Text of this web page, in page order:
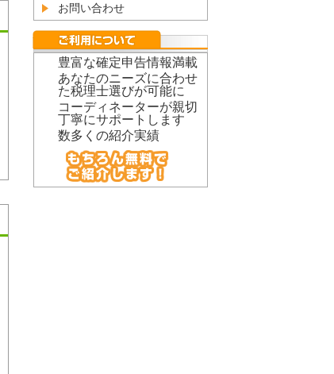
お問い合わせ
豊富な確定申告情報満載
あなたのニーズに合わせ
た税理士選びが可能に
コーディネーターが親切
丁寧にサポートします
数多くの紹介実績